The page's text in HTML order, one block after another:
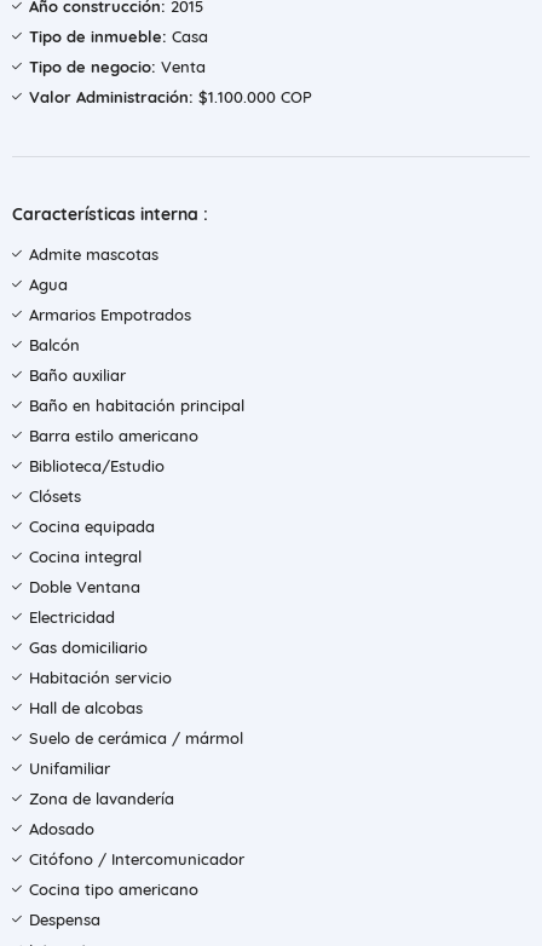
Año construcción: 2015
Tipo de inmueble: Casa
Tipo de negocio: Venta
Valor Administración: $1.100.000 COP
Características interna :
Admite mascotas
Agua
Armarios Empotrados
Balcón
Baño auxiliar
Baño en habitación principal
Barra estilo americano
Biblioteca/Estudio
Clósets
Cocina equipada
Cocina integral
Doble Ventana
Electricidad
Gas domiciliario
Habitación servicio
Hall de alcobas
Suelo de cerámica / mármol
Unifamiliar
Zona de lavandería
Adosado
Citófono / Intercomunicador
Cocina tipo americano
Despensa